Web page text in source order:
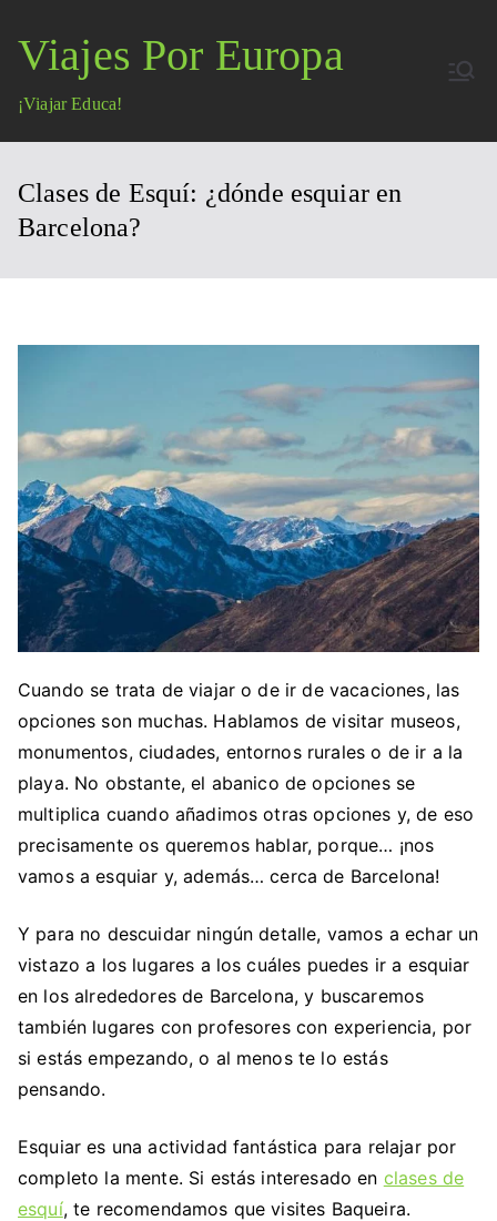
contenido
Viajes Por Europa
¡Viajar Educa!
Clases de Esquí: ¿dónde esquiar en
Barcelona?
Cuando se trata de viajar o de ir de vacaciones, las
opciones son muchas. Hablamos de visitar museos,
monumentos, ciudades, entornos rurales o de ir a la
playa. No obstante, el abanico de opciones se
multiplica cuando añadimos otras opciones y, de eso
precisamente os queremos hablar, porque… ¡nos
vamos a esquiar y, además… cerca de Barcelona!
Y para no descuidar ningún detalle, vamos a echar un
vistazo a los lugares a los cuáles puedes ir a esquiar
en los alrededores de Barcelona, y buscaremos
también lugares con profesores con experiencia, por
si estás empezando, o al menos te lo estás
pensando.
Esquiar es una actividad fantástica para relajar por
completo la mente. Si estás interesado en clases de
esquí, te recomendamos que visites Baqueira.